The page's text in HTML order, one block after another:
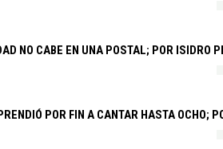
NO CABE EN UNA POSTAL; POR ISIDRO
POR FIN A CANTAR HASTA OCHO;